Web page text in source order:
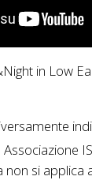
in Low
non si applica